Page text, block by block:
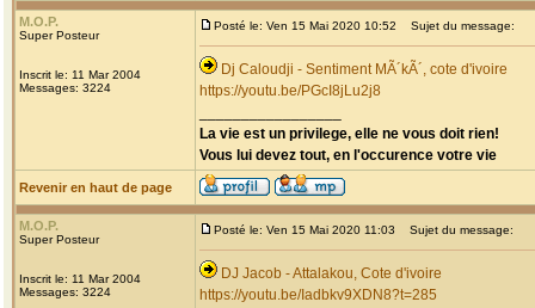
M.O.P.
Super Posteur
Inscrit le: 11 Mar 2004
Messages: 3224
Posté le: Ven 15 Mai 2020 10:52 Sujet du message:
Dj Caloudji - Sentiment MÃ´kÃ´, cote d'ivoire
https://youtu.be/PGcI8jLu2j8
La vie est un privilege, elle ne vous doit rien!
Vous lui devez tout, en l'occurence votre vie
Revenir en haut de page
M.O.P.
Super Posteur
Inscrit le: 11 Mar 2004
Messages: 3224
Posté le: Ven 15 Mai 2020 11:03 Sujet du message:
DJ Jacob - Attalakou, Cote d'ivoire
https://youtu.be/Iadbkv9XDN8?t=285